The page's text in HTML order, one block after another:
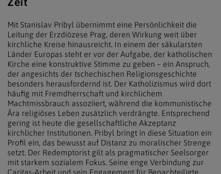
Mit Stanislav Pribyl übernimmt eine Persönlichkeit die
Leitung der Erzdiözese Prag, deren Wirkung weit über
kirchliche Kreise hinausreicht. In einem der säkularsten
Länder Europas steht er vor der Aufgabe, der katholischen
Kirche eine konstruktive Stimme zu geben – ein Anspruch,
der angesichts der tschechischen Religionsgeschichte
besonders herausfordernd ist. Der Katholizismus wird dort
häufig mit Fremdherrschaft und kirchlichem
Machtmissbrauch assoziiert, während die kommunistische
Ära religiöses Leben zusätzlich verdrängte. Entsprechend
gering ist heute die gesellschaftliche Akzeptanz
kirchlicher Institutionen. Pribyl bringt in diese Situation ein
Profil ein, das bewusst auf Distanz zu moralischer Strenge
setzt. Der Redemptorist gilt als pragmatischer Seelsorger
mit starkem sozialem Fokus. Seine enge Verbindung zur
Caritas-Arbeit und sein Engagement für Benachteiligte